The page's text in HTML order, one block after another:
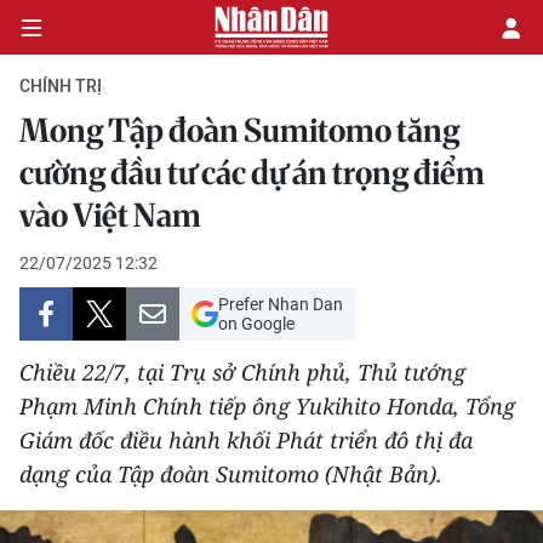
CHÍNH TRỊ
KINH TẾ
VĂN HÓA
XÃ HỘI
PHÁP LUẬT
DU LỊCH
THẾ GIỚI
CHÍNH TRỊ
Mong Tập đoàn Sumitomo tăng
cường đầu tư các dự án trọng điểm
vào Việt Nam
22/07/2025 12:32
Prefer Nhan Dan
on Google
Chiều 22/7, tại Trụ sở Chính phủ, Thủ tướng
Phạm Minh Chính tiếp ông Yukihito Honda, Tổng
Giám đốc điều hành khối Phát triển đô thị đa
dạng của Tập đoàn Sumitomo (Nhật Bản).